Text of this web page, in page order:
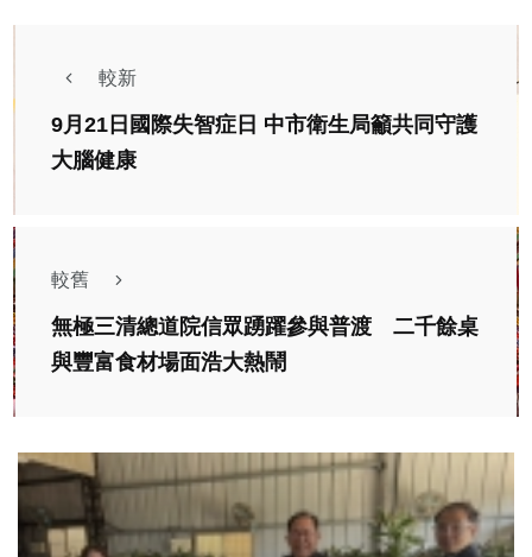
較新
9月21日國際失智症日 中市衛生局籲共同守護
大腦健康
較舊
無極三清總道院信眾踴躍參與普渡 二千餘桌
與豐富食材場面浩大熱鬧